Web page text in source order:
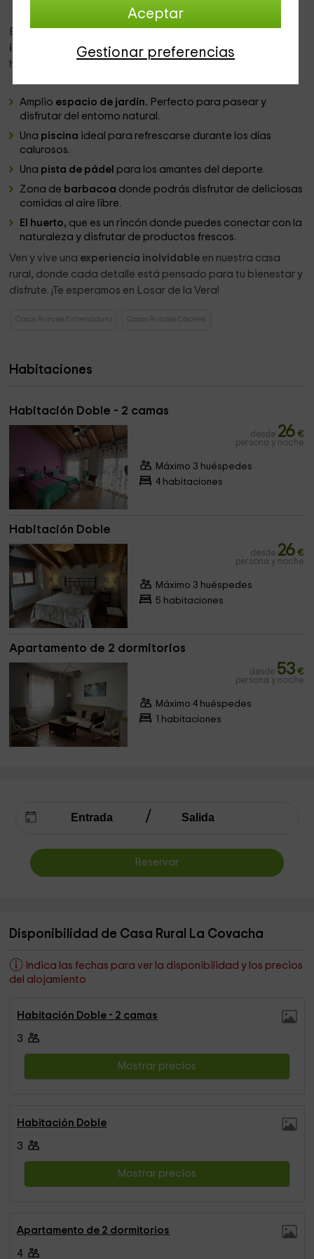
Aceptar
Gestionar preferencias
En el
instalacionespensadas para el disfrute de todos nuestros
huéspedes:
Amplio espacio de jardín. Perfecto para pasear y
disfrutar del entorno natural.
Una piscina ideal para refrescarse durante los días
calurosos.
Una pista de pádel para los amantes del deporte.
Zona de barbacoa donde podrás disfrutar de deliciosas
comidas al aire libre.
El huerto, que es un rincón donde puedes conectar con la
naturaleza y disfrutar de productos frescos.
Ven y vive una experiencia inolvidable en nuestra casa
rural, donde cada detalle está pensado para tu bienestar y
disfrute. ¡Te esperamos en Losar de la Vera!
Casas Rurales Extremadura Casas Rurales Cáceres
Habitaciones
Habitación Doble - 2 camas
desde 26 €
persona y noche
Máximo 3 huéspedes
4 habitaciones
Habitación Doble
desde 26 €
persona y noche
Máximo 3 huéspedes
5 habitaciones
Apartamento de 2 dormitorios
desde 53 €
persona y noche
Máximo 4 huéspedes
1 habitaciones
Reservar
Disponibilidad de Casa Rural La Covacha
Indica las fechas para ver la disponibilidad y los precios
del alojamiento
Habitación Doble - 2 camas
3
Mostrar precios
Habitación Doble
3
Mostrar precios
Apartamento de 2 dormitorios
4